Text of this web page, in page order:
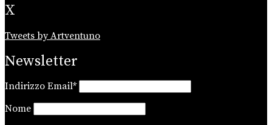
X
Tweets by Artventuno
Newsletter
Indirizzo Email*
Nome